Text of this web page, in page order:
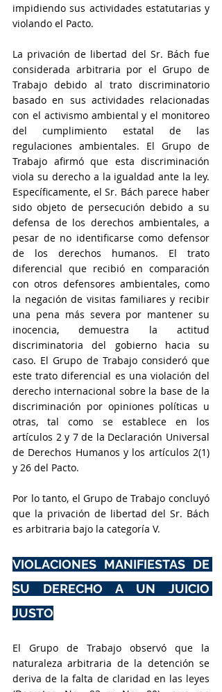
impidiendo sus actividades estatutarias y
violando el Pacto.
La privación de libertad del Sr. Bách fue
considerada arbitraria por el Grupo de
Trabajo debido al trato discriminatorio
basado en sus actividades relacionadas
con el activismo ambiental y el monitoreo
del cumplimiento estatal de las
regulaciones ambientales. El Grupo de
Trabajo afirmó que esta discriminación
viola su derecho a la igualdad ante la ley.
Específicamente, el Sr. Bách parece haber
sido objeto de persecución debido a su
defensa de los derechos ambientales, a
pesar de no identificarse como defensor
de los derechos humanos. El trato
diferencial que recibió en comparación
con otros defensores ambientales, como
la negación de visitas familiares y recibir
una pena más severa por mantener su
inocencia, demuestra la actitud
discriminatoria del gobierno hacia su
caso. El Grupo de Trabajo consideró que
este trato diferencial es una violación del
derecho internacional sobre la base de la
discriminación por opiniones políticas u
otras, tal como se establece en los
artículos 2 y 7 de la Declaración Universal
de Derechos Humanos y los artículos 2(1)
y 26 del Pacto.
Por lo tanto, el Grupo de Trabajo concluyó
que la privación de libertad del Sr. Bách
es arbitraria bajo la categoría V.
VIOLACIONES MANIFIESTAS DE
SU DERECHO A UN JUICIO
JUSTO
El Grupo de Trabajo observó que la
naturaleza arbitraria de la detención se
deriva de la falta de claridad en las leyes